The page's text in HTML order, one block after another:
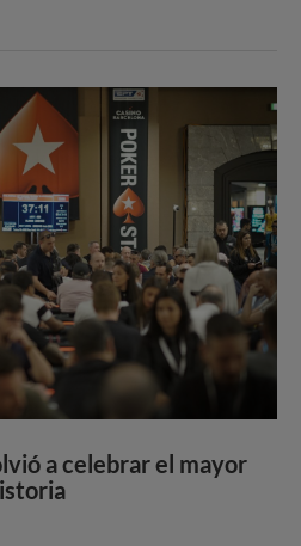
a celebrar el mayor